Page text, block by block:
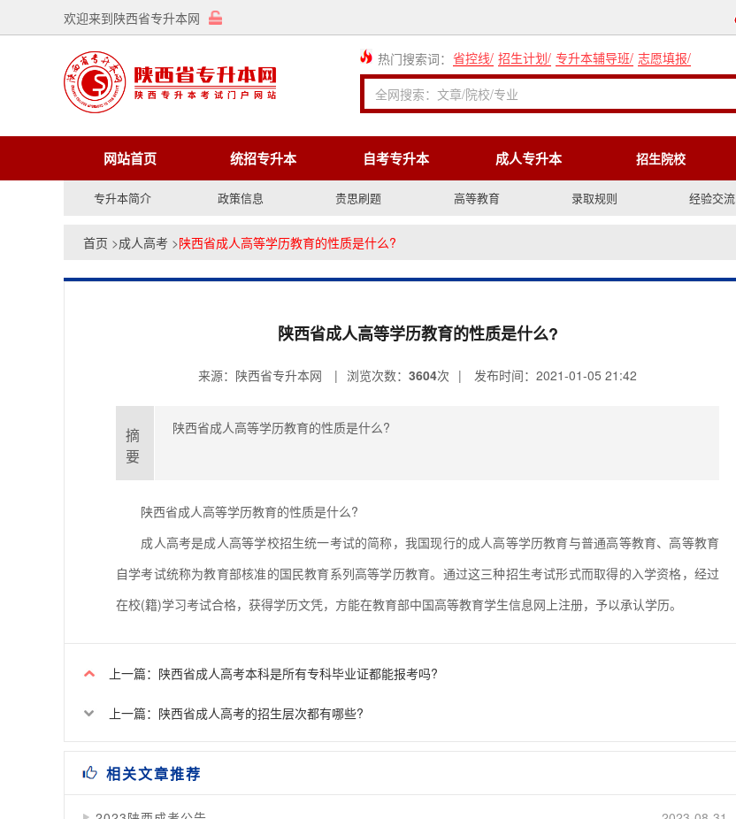
欢迎来到陕西省专升本网
热门搜索词： 省控线/ 招生计划/ 专升本辅导班/ 志愿填报/
网站首页 统招专升本 自考专升本 成人专升本 招生院校
专升本简介 政策信息 贵思刷题 高等教育 录取规则 经验交流
首页 >成人高考 >陕西省成人高等学历教育的性质是什么?
陕西省成人高等学历教育的性质是什么?
来源：陕西省专升本网 | 浏览次数： 3604次 | 发布时间：2021-01-05 21:42
摘
要
陕西省成人高等学历教育的性质是什么?
陕西省成人高等学历教育的性质是什么?
成人高考是成人高等学校招生统一考试的简称，我国现行的成人高等学历教育与普通高等教育、高等教育
自学考试统称为教育部核准的国民教育系列高等学历教育。通过这三种招生考试形式而取得的入学资格，经过
在校(籍)学习考试合格，获得学历文凭，方能在教育部中国高等教育学生信息网上注册，予以承认学历。
上一篇：陕西省成人高考本科是所有专科毕业证都能报考吗?
上一篇：陕西省成人高考的招生层次都有哪些?
相关文章推荐